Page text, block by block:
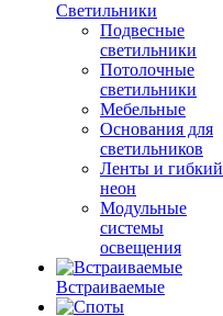
Светильники
Подвесные
светильники
Потолочные
светильники
Мебельные
Основания для
светильников
Ленты и гибкий
неон
Модульные
системы
освещения
Встраиваемые